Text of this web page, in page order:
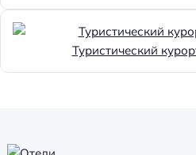
Туристический